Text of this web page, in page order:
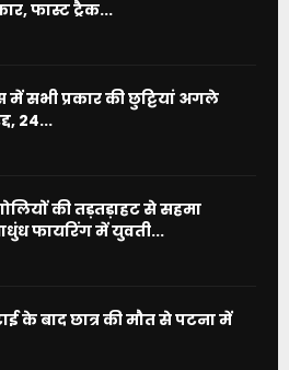
फास्ट ट्रैक...
में सभी प्रकार की छुट्टियां अगले
24...
की तड़तड़ाहट से सहमा
फायरिंग में युवती...
के बाद छात्र की मौत से पटना में